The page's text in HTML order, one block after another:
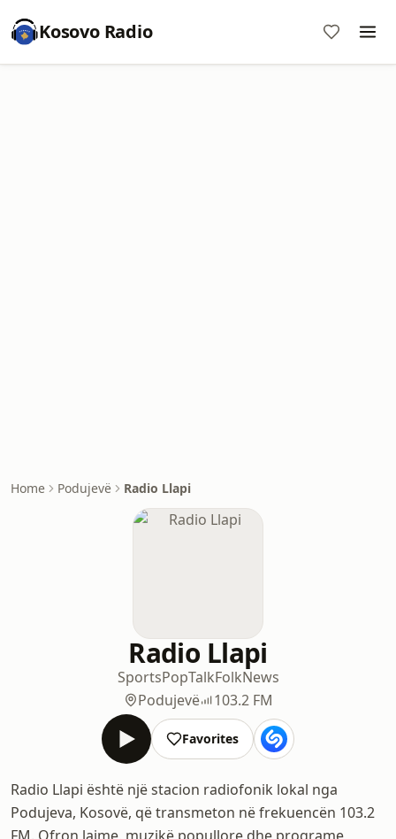
Kosovo Radio
Home Podujevë Radio Llapi
Radio Llapi
SportsPopTalkFolkNews
Podujevë
103.2 FM
Favorites
Radio Llapi është një stacion radiofonik lokal nga
Podujeva, Kosovë, që transmeton në frekuencën 103.2